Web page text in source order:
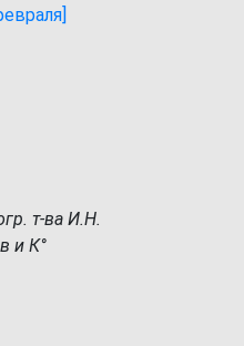
т-ва И.Н.
и К°